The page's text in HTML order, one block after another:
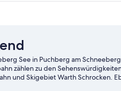
See in Puchberg am
zählen zu den
und Skigebiet Warth Schrocken.
Erlebe Wasserspaß pur beim